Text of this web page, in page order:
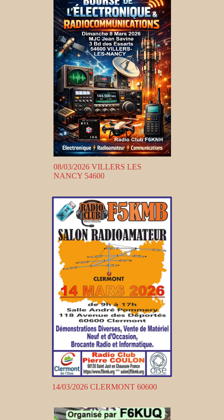
08/03/2026 VILLERS LES
NANCY 54600
14/03/2026 CLERMONT 60600